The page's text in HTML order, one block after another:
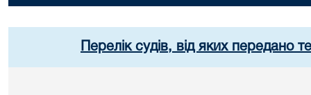
Перелік судів, від яких передано